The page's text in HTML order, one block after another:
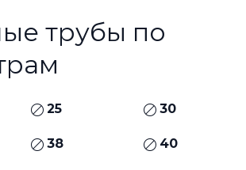
трубы по
25 30
38 40